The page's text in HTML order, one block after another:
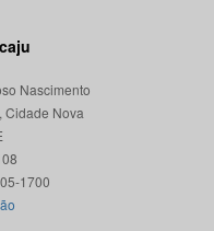
Nascimento
Cidade Nova